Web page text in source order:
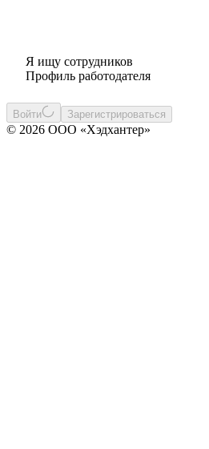
Я ищу сотрудников
Профиль работодателя
Войти Зарегистрироваться
© 2026 ООО «Хэдхантер»